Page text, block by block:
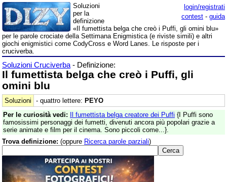
login/registrati
contest - guida
Soluzioni
per la
definizione
«Il fumettista belga che creò i Puffi, gli omini blu»
per le parole crociate della Settimana Enigmistica (e riviste simili) e altri
giochi enigmistici come CodyCross e Word Lanes. Le risposte per i
cruciverba.
Soluzioni Cruciverba - Definizione:
Il fumettista belga che creò i Puffi, gli
omini blu
Soluzioni - quattro lettere: PEYO
Per le curiosità vedi: Il fumettista belga creatore dei Puffi {I Puffi sono
famosissimi personaggi dei fumetti, divenuti ancora più popolari grazie a
serie animate e film per il cinema. Sono piccoli come...}.
Trova definizione: (oppure Ricerca parole parziali)